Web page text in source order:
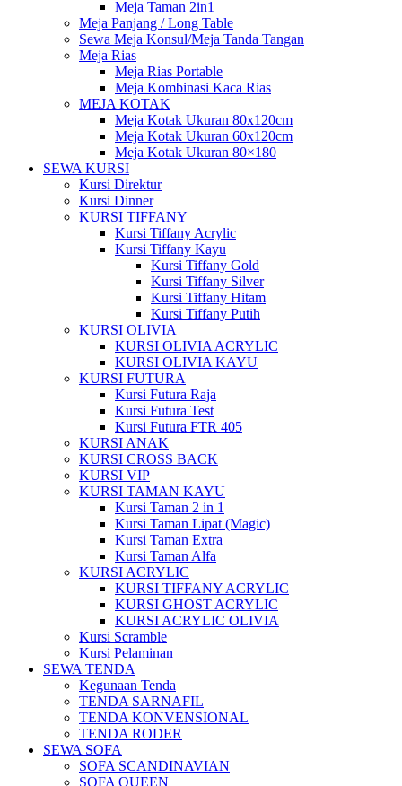
Meja Taman 2in1
Meja Panjang / Long Table
Sewa Meja Konsul/Meja Tanda Tangan
Meja Rias
Meja Rias Portable
Meja Kombinasi Kaca Rias
MEJA KOTAK
Meja Kotak Ukuran 80x120cm
Meja Kotak Ukuran 60x120cm
Meja Kotak Ukuran 80×180
SEWA KURSI
Kursi Direktur
Kursi Dinner
KURSI TIFFANY
Kursi Tiffany Acrylic
Kursi Tiffany Kayu
Kursi Tiffany Gold
Kursi Tiffany Silver
Kursi Tiffany Hitam
Kursi Tiffany Putih
KURSI OLIVIA
KURSI OLIVIA ACRYLIC
KURSI OLIVIA KAYU
KURSI FUTURA
Kursi Futura Raja
Kursi Futura Test
Kursi Futura FTR 405
KURSI ANAK
KURSI CROSS BACK
KURSI VIP
KURSI TAMAN KAYU
Kursi Taman 2 in 1
Kursi Taman Lipat (Magic)
Kursi Taman Extra
Kursi Taman Alfa
KURSI ACRYLIC
KURSI TIFFANY ACRYLIC
KURSI GHOST ACRYLIC
KURSI ACRYLIC OLIVIA
Kursi Scramble
Kursi Pelaminan
SEWA TENDA
Kegunaan Tenda
TENDA SARNAFIL
TENDA KONVENSIONAL
TENDA RODER
SEWA SOFA
SOFA SCANDINAVIAN
SOFA QUEEN